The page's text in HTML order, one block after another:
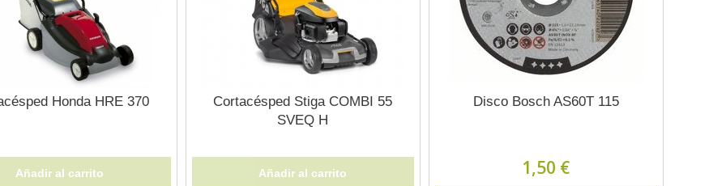
Honda HRE 370
Añadir al carrito
Cortacésped Stiga COMBI 55
SVEQ H
Añadir al carrito
Disco Bosch AS60T 115
1,50 €